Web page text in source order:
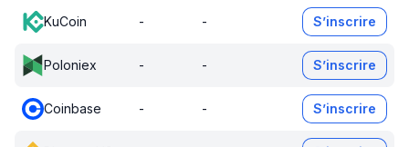
KuCoin - - S’inscrire
Poloniex - - S’inscrire
Coinbase - - S’inscrire